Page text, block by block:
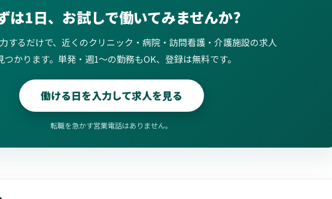
は1日、お試しで働いてみませんか?
するだけで、近くのクリニック・病院・訪問看護・介護施設の求人
つかります。単発・週1〜の勤務もOK、登録は無料です。
働ける日を入力して求人を見る
転職を急かす営業電話はありません。